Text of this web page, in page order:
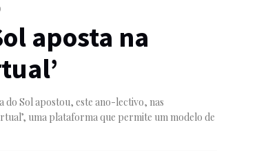
aposta na
do Sol apostou, este ano-lectivo, nas
uma plataforma que permite um modelo de